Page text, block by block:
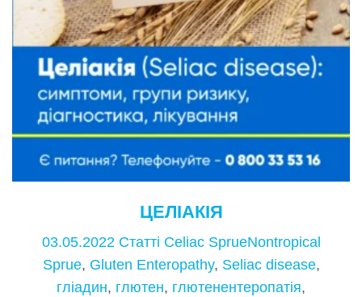
ЦЕЛІАКІЯ
03.05.2022 Статті Celiac SprueNontropical
Sprue, Gluten Enteropathy, Seliac disease,
гліадин, глютен, глютенентеропатія,